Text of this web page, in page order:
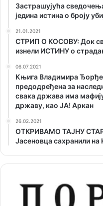
Застрашујућа
једина истина о броју
21.01.2021
СТРИП О KОСОВУ: Док
изнели ИСТИНУ о
06.07.2021
Књига Владимира
предодређена за
свака држава има
државу, као ЈА! Аркан
26.02.2021
ОТKРИВАМО ТАЈНУ
Јасеновца сахранили на